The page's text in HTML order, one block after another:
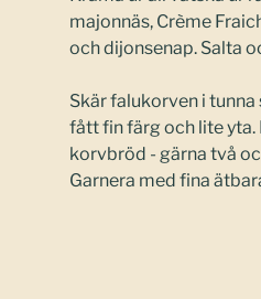
majonnäs, Crème
och dijonsenap. Salta
Skär falukorven i
fått fin färg och lite
korvbröd - gärna två
Garnera med fina